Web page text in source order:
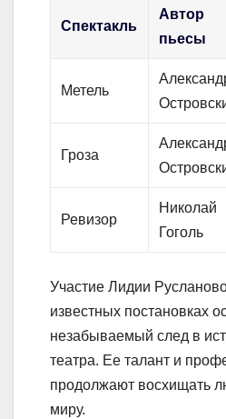
Спектакль
Автор
пьесы
Метель
Гроза
Ревизор
Николай
Гоголь
Участие Лидии
известных постановках
незабываемый след в
театра. Ее талант и
продолжают восхищать
миру.